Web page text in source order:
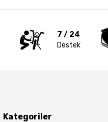
7 / 24
Destek
Kategoriler